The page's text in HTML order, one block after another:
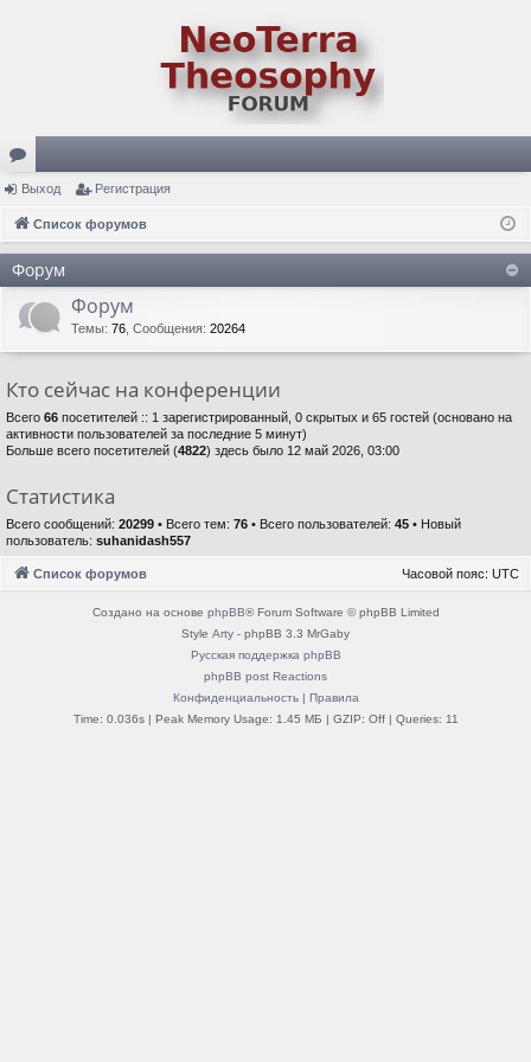
ор
ум
ы
Выход Регистрация
Список форумов
Форум
Форум
Темы: 76 Сообщения: 20264
Кто сейчас на конференции
Всего 66 посетителей :: 1 зарегистрированный, 0 скрытых и 65 гостей (основано на
активности пользователей за последние 5 минут)
Больше всего посетителей (4822) здесь было 12 май 2026, 03:00
Статистика
Всего сообщений: 20299 • Всего тем: 76 • Всего пользователей: 45 • Новый
пользователь: suhanidash557
Список форумов Часовой пояс: UTC
Создано на основе phpBB® Forum Software © phpBB Limited
Style Arty - phpBB 3.3 MrGaby
Русская поддержка phpBB
phpBB post Reactions
Конфиденциальность| Правила
Time: 0.036s| Peak Memory Usage: 1.45 МБ | GZIP: Off | Queries: 11